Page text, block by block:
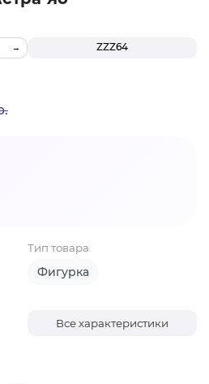
ZZZ64
Тип товара
Фигурка
Все характеристики